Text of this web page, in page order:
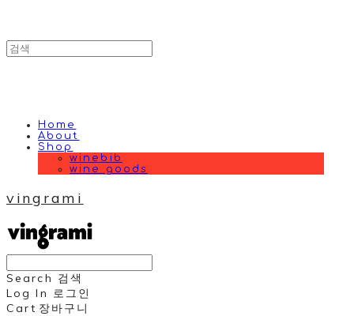
Home
About
Shop
winebib
wine goods
vingrami
Search 검색
Log In 로그인
Cart 장바구니